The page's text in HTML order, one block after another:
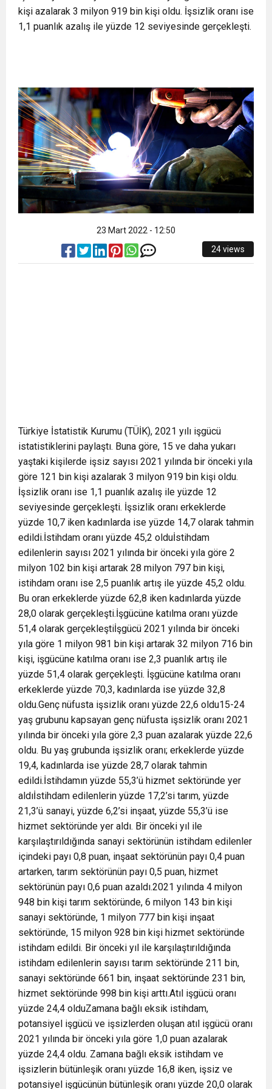
buluşturdu
11:36 Hareketsiz yaşam diyabete neden oluyor
10:45 Terör Örgütüne MİT’ten Darbe!
kişi azalarak 3 milyon 919 bin kişi oldu. İşsizlik oranı ise
1,1 puanlık azalış ile yüzde 12 seviyesinde gerçekleşti.
23 Mart 2022 - 12:50
24 views
Türkiye İstatistik Kurumu (TÜİK), 2021 yılı işgücü
istatistiklerini paylaştı. Buna göre, 15 ve daha yukarı
yaştaki kişilerde işsiz sayısı 2021 yılında bir önceki yıla
göre 121 bin kişi azalarak 3 milyon 919 bin kişi oldu.
İşsizlik oranı ise 1,1 puanlık azalış ile yüzde 12
seviyesinde gerçekleşti. İşsizlik oranı erkeklerde
yüzde 10,7 iken kadınlarda ise yüzde 14,7 olarak tahmin
edildi.İstihdam oranı yüzde 45,2 olduİstihdam
edilenlerin sayısı 2021 yılında bir önceki yıla göre 2
milyon 102 bin kişi artarak 28 milyon 797 bin kişi,
istihdam oranı ise 2,5 puanlık artış ile yüzde 45,2 oldu.
Bu oran erkeklerde yüzde 62,8 iken kadınlarda yüzde
28,0 olarak gerçekleşti.İşgücüne katılma oranı yüzde
51,4 olarak gerçekleştiİşgücü 2021 yılında bir önceki
yıla göre 1 milyon 981 bin kişi artarak 32 milyon 716 bin
kişi, işgücüne katılma oranı ise 2,3 puanlık artış ile
yüzde 51,4 olarak gerçekleşti. İşgücüne katılma oranı
erkeklerde yüzde 70,3, kadınlarda ise yüzde 32,8
oldu.Genç nüfusta işsizlik oranı yüzde 22,6 oldu15-24
yaş grubunu kapsayan genç nüfusta işsizlik oranı 2021
yılında bir önceki yıla göre 2,3 puan azalarak yüzde 22,6
oldu. Bu yaş grubunda işsizlik oranı; erkeklerde yüzde
19,4, kadınlarda ise yüzde 28,7 olarak tahmin
edildi.İstihdamın yüzde 55,3’ü hizmet sektöründe yer
aldıİstihdam edilenlerin yüzde 17,2’si tarım, yüzde
21,3’ü sanayi, yüzde 6,2’si inşaat, yüzde 55,3’ü ise
hizmet sektöründe yer aldı. Bir önceki yıl ile
karşılaştırıldığında sanayi sektörünün istihdam edilenler
içindeki payı 0,8 puan, inşaat sektörünün payı 0,4 puan
artarken, tarım sektörünün payı 0,5 puan, hizmet
sektörünün payı 0,6 puan azaldı.2021 yılında 4 milyon
948 bin kişi tarım sektöründe, 6 milyon 143 bin kişi
sanayi sektöründe, 1 milyon 777 bin kişi inşaat
sektöründe, 15 milyon 928 bin kişi hizmet sektöründe
istihdam edildi. Bir önceki yıl ile karşılaştırıldığında
istihdam edilenlerin sayısı tarım sektöründe 211 bin,
sanayi sektöründe 661 bin, inşaat sektöründe 231 bin,
hizmet sektöründe 998 bin kişi arttı.Atıl işgücü oranı
yüzde 24,4 olduZamana bağlı eksik istihdam,
potansiyel işgücü ve işsizlerden oluşan atıl işgücü oranı
2021 yılında bir önceki yıla göre 1,0 puan azalarak
yüzde 24,4 oldu. Zamana bağlı eksik istihdam ve
işsizlerin bütünleşik oranı yüzde 16,8 iken, işsiz ve
potansiyel işgücünün bütünleşik oranı yüzde 20,0 olarak